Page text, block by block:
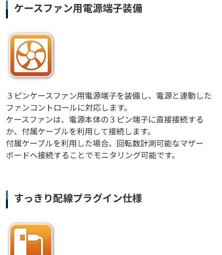
ケースファン用電源端子装備
３ピンケースファン用電源端子を装備し、電源と連動した
ファンコントロールに対応します。
ケースファンは、電源本体の３ピン端子に直接接続する
か、付属ケーブルを利用して接続します。
付属ケーブルを利用した場合、回転数計測可能なマザー
ボードへ接続することでモニタリング可能です。
すっきり配線プラグイン仕様